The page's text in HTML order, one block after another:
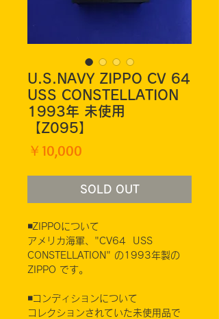
U.S.NAVY ZIPPO CV 64
USS CONSTELLATION
1993年 未使用
【Z095】
￥10,000
SOLD OUT
◾️ZIPPOについて
アメリカ海軍、"CV64 USS
CONSTELLATION" の1993年製の
ZIPPO です。
◾️コンディションについて
コレクションされていた未使用品で